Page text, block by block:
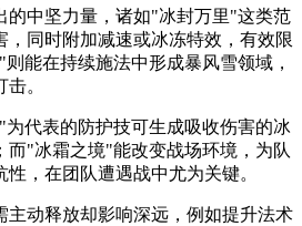
的中坚力量，诸如"冰封万里"这类范
，同时附加减速或冰冻特效，有效限
能在持续施法中形成暴风雪领域，
。
代表的防护技可生成吸收伤害的冰
而"冰霜之境"能改变战场环境，为队
，在团队遭遇战中尤为关键。
主动释放却影响深远，例如提升法术